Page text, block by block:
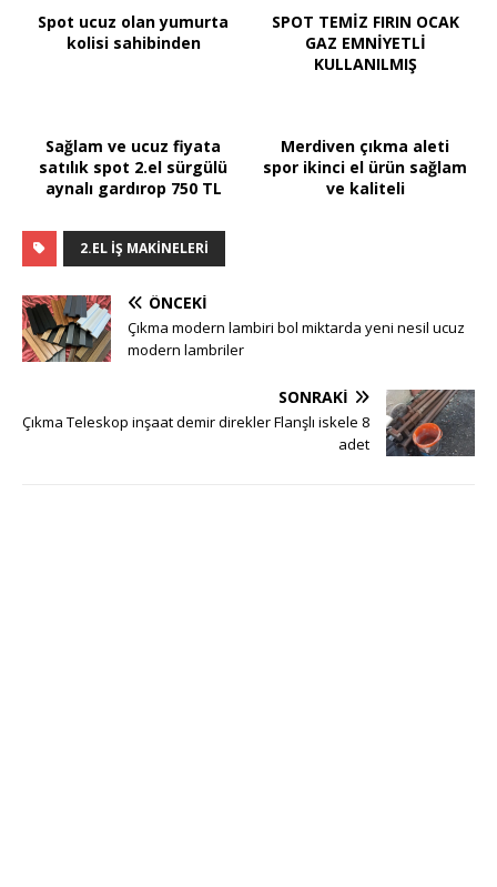
Spot ucuz olan yumurta
kolisi sahibinden
SPOT TEMİZ FIRIN OCAK
GAZ EMNİYETLİ
KULLANILMIŞ
Sağlam ve ucuz fiyata
satılık spot 2.el sürgülü
aynalı gardırop 750 TL
Merdiven çıkma aleti
spor ikinci el ürün sağlam
ve kaliteli
2.EL IŞ MAKINELERI
ÖNCEKI
Çıkma modern lambiri bol miktarda yeni nesil ucuz
modern lambriler
SONRAKI
Çıkma Teleskop inşaat demir direkler Flanşlı iskele 8
adet